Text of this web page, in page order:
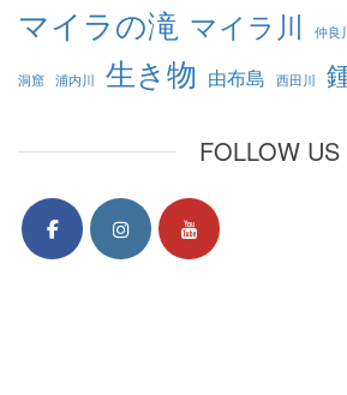
マイラの滝 マイラ川 仲良
洞窟 浦内川 生き物 由布島 西田川
FOLLOW US